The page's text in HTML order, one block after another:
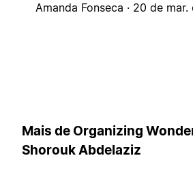
Amanda Fonseca · 20 de mar.
Mais de Organizing
Shorouk Abdelaziz